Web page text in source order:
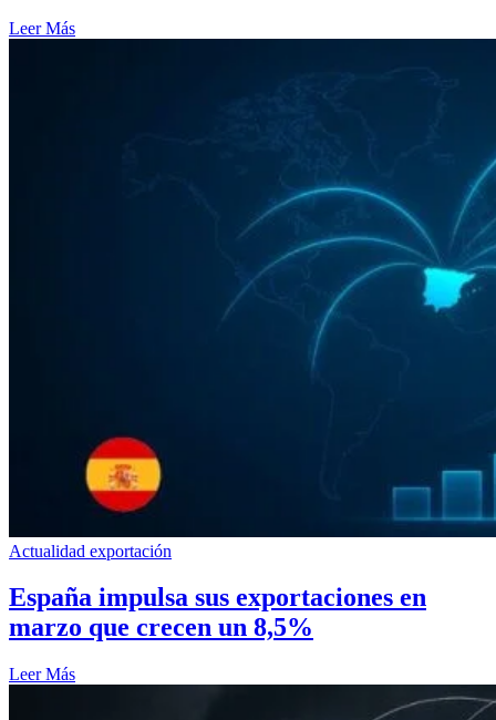
Leer Más
Actualidad exportación
España impulsa sus exportaciones en
marzo que crecen un 8,5%
Leer Más